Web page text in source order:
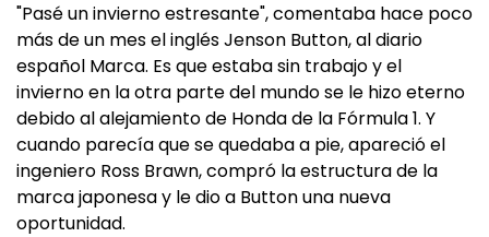
"Pasé un invierno estresante", comentaba hace poco
más de un mes el inglés Jenson Button, al diario
español Marca. Es que estaba sin trabajo y el
invierno en la otra parte del mundo se le hizo eterno
debido al alejamiento de Honda de la Fórmula 1. Y
cuando parecía que se quedaba a pie, apareció el
ingeniero Ross Brawn, compró la estructura de la
marca japonesa y le dio a Button una nueva
oportunidad.